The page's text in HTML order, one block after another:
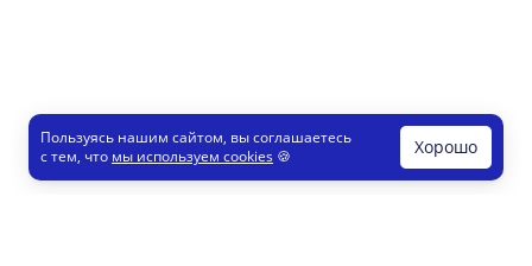
Пользуясь нашим сайтом, вы соглашаетесь
с тем, что мы используем cookies 🍪 Хорошо